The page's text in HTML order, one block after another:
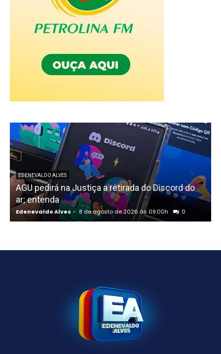
EDENEVALDO ALVES
AGU pedirá na Justiça a retirada do Discord do
ar; entenda
Edenevaldo Alves - 8 de agosto de 2026 às 09:00h 0